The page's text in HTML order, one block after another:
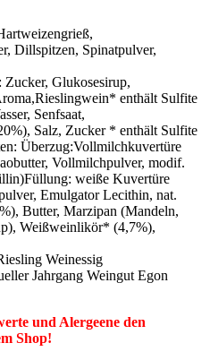
Dillspitzen, Spinatpulver,
Zucker, Glukosesirup,
* enthält Sulfite
Senfsaat,
, Salz, Zucker * enthält Sulfite
Überzug:Vollmilchkuvertüre
Vollmilchpulver, modif.
Füllung: weiße Kuvertüre
Emulgator Lecithin, nat.
, Butter, Marzipan (Mandeln,
Weißweinlikör* (4,7%),
Weinessig
Jahrgang Weingut Egon
und Alergeene den
Shop!